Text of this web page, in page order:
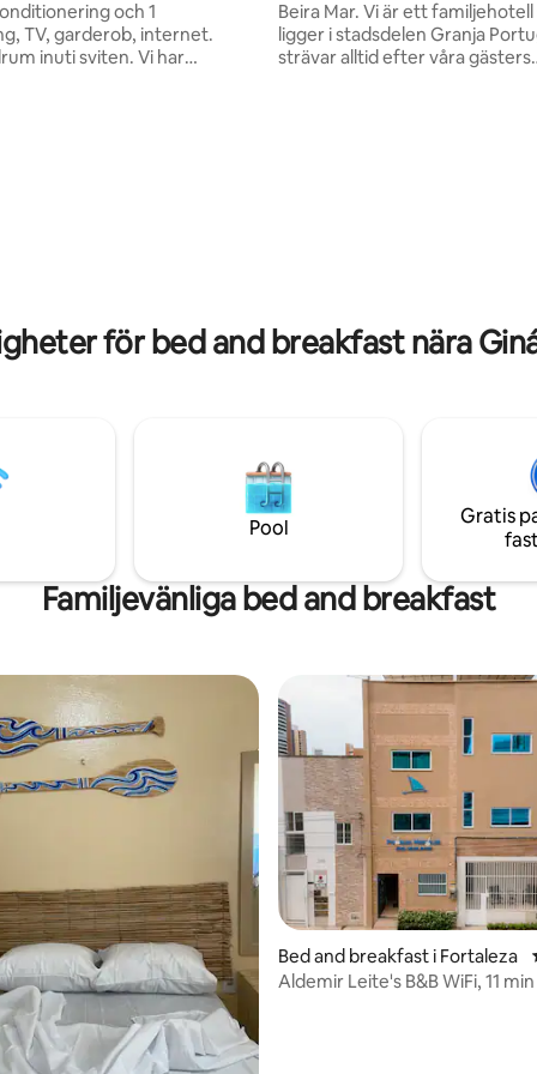
och 1
TV, garderob, internet.
inuti sviten. Vi har
Beira Mar. Vi är ett familjehotell
ligger i stadsdelen Granja
strävar alltid efter våra gästers
för bed and breakfast nära
Pool
Gratis
Familjevänliga bed and breakfast
Bed and breakfast i Fortaleza
Aldemir Leite's B&B WiFi, 11